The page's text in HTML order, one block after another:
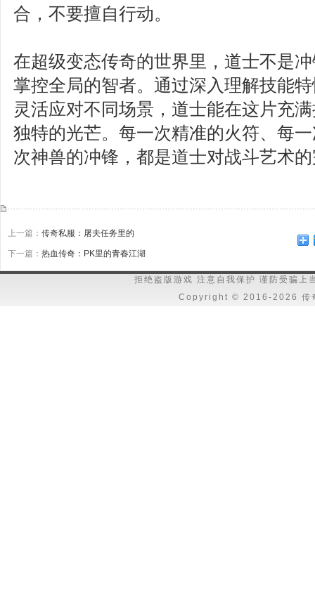
合，不要擅自行动。
在超级变态传奇的世界里，道士不是
掌控全局的智者。通过深入理解技能
灵活应对不同场景，道士能在这片充
独特的光芒。每一次精准的火符、每
次神兽的冲锋，都是道士对战斗艺术
上一篇： 传奇私服：屠夫任务里的
下一篇： 热血传奇：PK里的青春江湖
拒绝盗版游戏 注意自我保护 谨防受骗上
Copyright © 2016-2026 传